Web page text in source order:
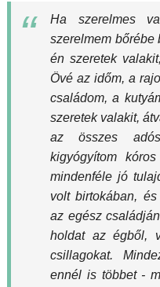
Ha szerelmes
szerelmem bőrébe
én szeretek
Övé az időm, a
családom, a
szeretek valakit,
az összes
kigyógyítom
mindenféle jó
volt birtokában,
az egész
holdat az égből,
csillagokat.
ennél is többet -